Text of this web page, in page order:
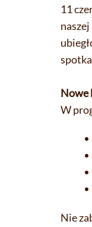
11
Nowe
W
Nie